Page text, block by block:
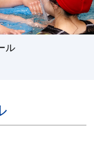
ル